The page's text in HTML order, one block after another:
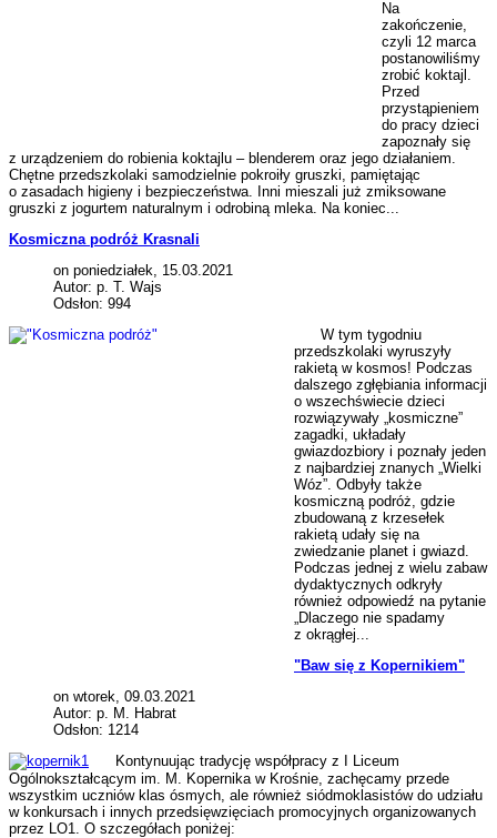
Na
zakończenie,
czyli 12 marca
postanowiliśmy
zrobić koktajl.
Przed
przystąpieniem
do pracy dzieci
zapoznały się
z urządzeniem do robienia koktajlu – blenderem oraz jego działaniem.
Chętne przedszkolaki samodzielnie pokroiły gruszki, pamiętając
o zasadach higieny i bezpieczeństwa. Inni mieszali już zmiksowane
gruszki z jogurtem naturalnym i odrobiną mleka. Na koniec...
Kosmiczna podróż Krasnali
on poniedziałek, 15.03.2021
Autor: p. T. Wajs
Odsłon: 994
W tym tygodniu
przedszkolaki wyruszyły
rakietą w kosmos! Podczas
dalszego zgłębiania informacji
o wszechświecie dzieci
rozwiązywały „kosmiczne”
zagadki, układały
gwiazdozbiory i poznały jeden
z najbardziej znanych „Wielki
Wóz”. Odbyły także
kosmiczną podróż, gdzie
zbudowaną z krzesełek
rakietą udały się na
zwiedzanie planet i gwiazd.
Podczas jednej z wielu zabaw
dydaktycznych odkryły
również odpowiedź na pytanie
„Dlaczego nie spadamy
z okrągłej...
"Baw się z Kopernikiem"
on wtorek, 09.03.2021
Autor: p. M. Habrat
Odsłon: 1214
Kontynuując tradycję współpracy z I Liceum
Ogólnokształcącym im. M. Kopernika w Krośnie, zachęcamy przede
wszystkim uczniów klas ósmych, ale również siódmoklasistów do udziału
w konkursach i innych przedsięwzięciach promocyjnych organizowanych
przez LO1. O szczegółach poniżej: